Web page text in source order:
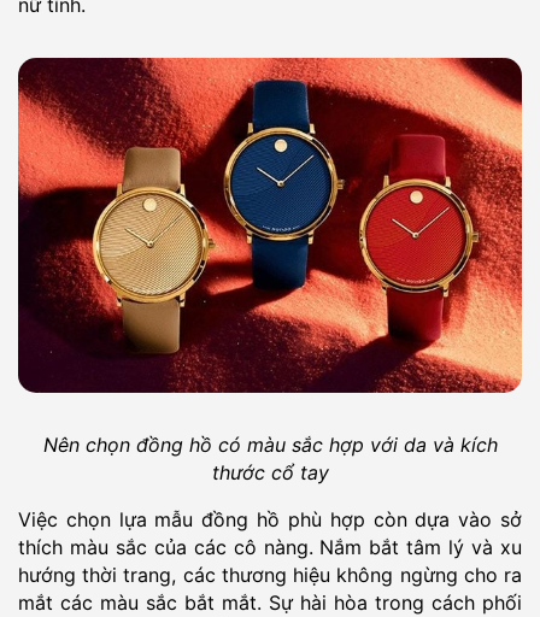
Nên chọn đồng hồ có màu sắc hợp với da và kích
thước cổ tay
Việc chọn lựa mẫu đồng hồ phù hợp còn dựa vào sở
thích màu sắc của các cô nàng. Nắm bắt tâm lý và xu
hướng thời trang, các thương hiệu không ngừng cho ra
mắt các màu sắc bắt mắt. Sự hài hòa trong cách phối